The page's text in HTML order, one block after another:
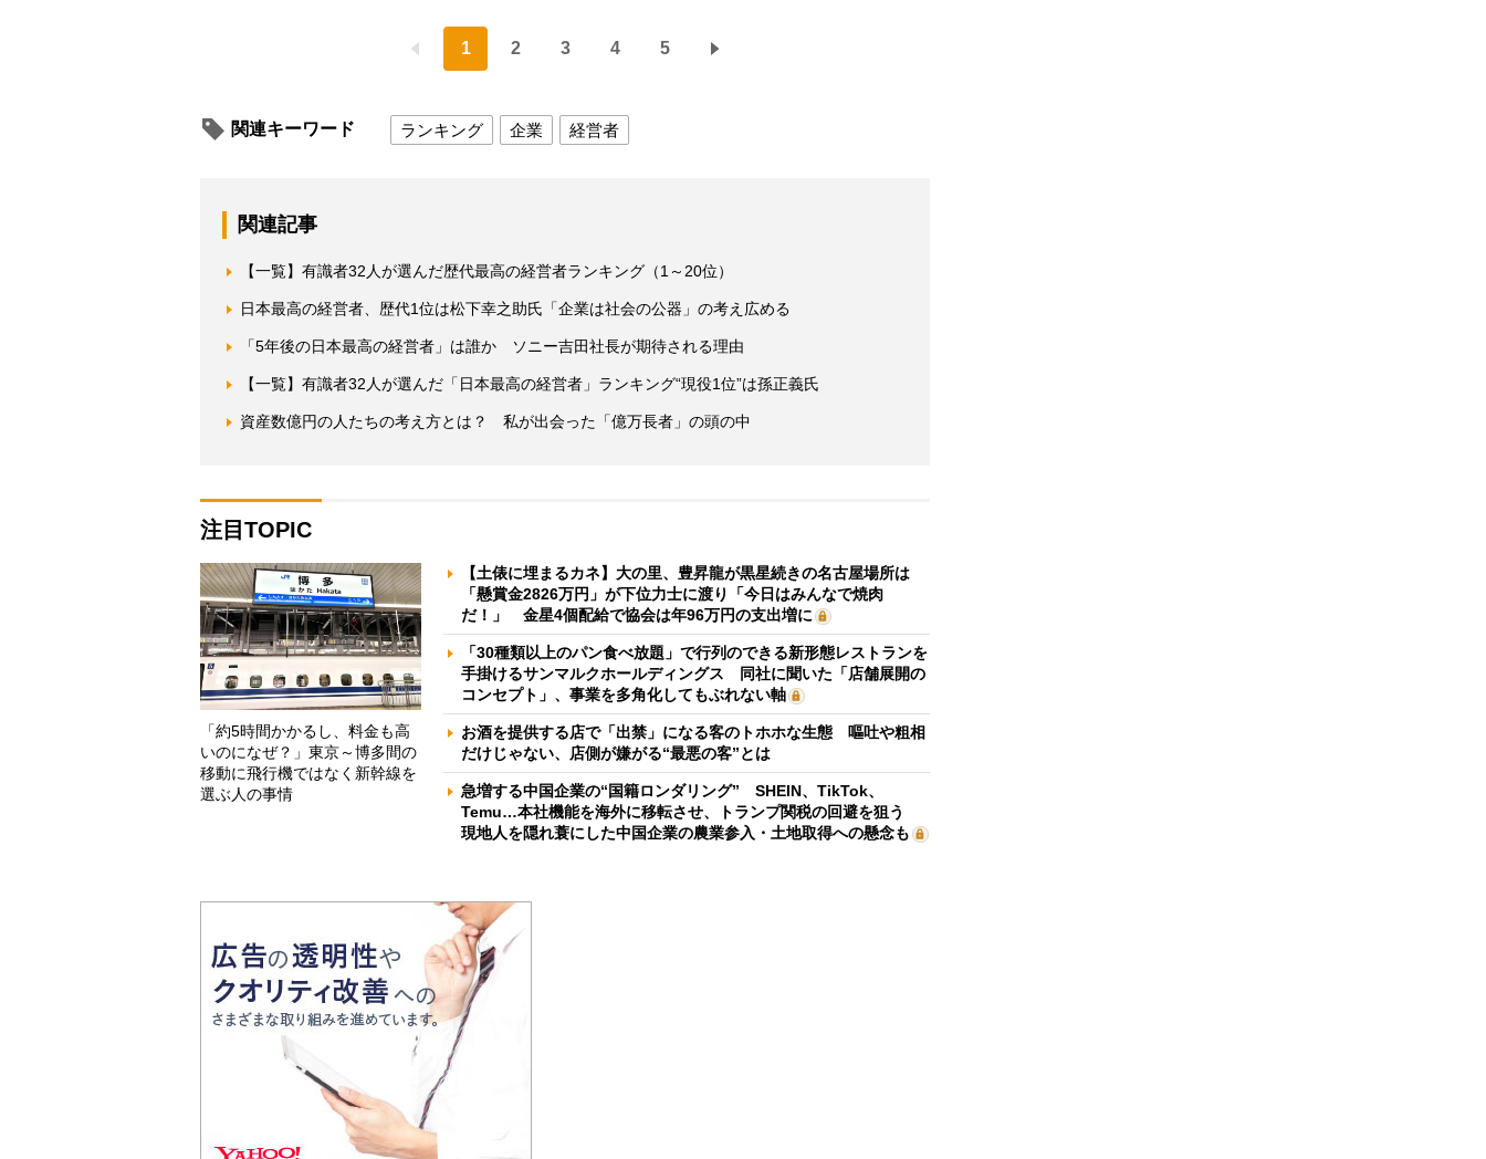
1 2 3 4 5
関連キーワード ランキング 企業 経営者
関連記事
【一覧】有識者32人が選んだ歴代最高の経営者ランキング（1～20位）
日本最高の経営者、歴代1位は松下幸之助氏「企業は社会の公器」の考え広める
「5年後の日本最高の経営者」は誰か ソニー吉田社長が期待される理由
【一覧】有識者32人が選んだ「日本最高の経営者」ランキング“現役1位”は孫正義氏
資産数億円の人たちの考え方とは？ 私が出会った「億万長者」の頭の中
注目TOPIC
「約5時間かかるし、料金も高
いのになぜ？」東京～博多間の
移動に飛行機ではなく新幹線を
選ぶ人の事情
【土俵に埋まるカネ】大の里、豊昇龍が黒星続きの名古屋場所は
「懸賞金2826万円」が下位力士に渡り「今日はみんなで焼肉
だ！」 金星4個配給で協会は年96万円の支出増に
「30種類以上のパン食べ放題」で行列のできる新形態レストランを
手掛けるサンマルクホールディングス 同社に聞いた「店舗展開の
コンセプト」、事業を多角化してもぶれない軸
お酒を提供する店で「出禁」になる客のトホホな生態 嘔吐や粗相
だけじゃない、店側が嫌がる“最悪の客”とは
急増する中国企業の“国籍ロンダリング” SHEIN、TikTok、
Temu…本社機能を海外に移転させ、トランプ関税の回避を狙う
現地人を隠れ蓑にした中国企業の農業参入・土地取得への懸念も